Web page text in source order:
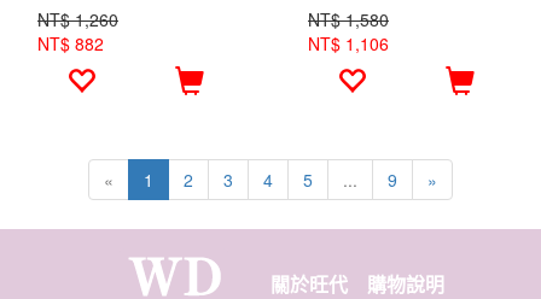
NT$ 1,260
NT$ 882
NT$ 1,580
NT$ 1,106
« 1 2 3 4 5 ... 9 »
關於旺代 購物說明